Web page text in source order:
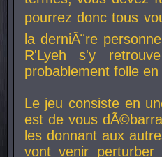
pourrez donc tous
la derniÃ¨re
R'Lyeh s'y
probablement folle
Le jeu consiste en
est de vous
les donnant aux
vont venir perturber